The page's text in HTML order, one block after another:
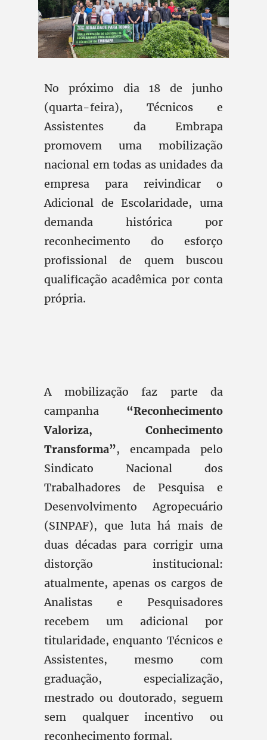
No próximo dia 18 de junho
(quarta-feira), Técnicos e
Assistentes da Embrapa
promovem uma mobilização
nacional em todas as unidades da
empresa para reivindicar o
Adicional de Escolaridade, uma
demanda histórica por
reconhecimento do esforço
profissional de quem buscou
qualificação acadêmica por conta
própria.
A mobilização faz parte da
campanha “Reconhecimento
Valoriza, Conhecimento
Transforma”, encampada pelo
Sindicato Nacional dos
Trabalhadores de Pesquisa e
Desenvolvimento Agropecuário
(SINPAF), que luta há mais de
duas décadas para corrigir uma
distorção institucional:
atualmente, apenas os cargos de
Analistas e Pesquisadores
recebem um adicional por
titularidade, enquanto Técnicos e
Assistentes, mesmo com
graduação, especialização,
mestrado ou doutorado, seguem
sem qualquer incentivo ou
reconhecimento formal.